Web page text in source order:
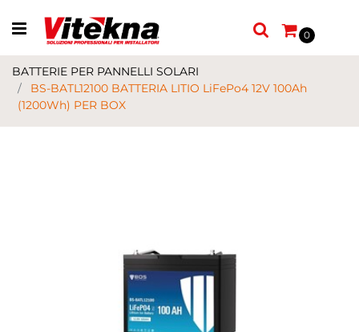
Open menu
0
BATTERIE PER PANNELLI SOLARI
BS-BATL12100 BATTERIA LITIO LiFePo4 12V 100Ah
(1200Wh) PER BOX